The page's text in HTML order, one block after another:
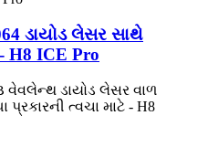
ડાયોડ લેસર સાથે
H8 ICE Pro